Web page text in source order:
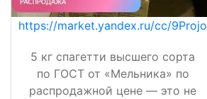
https://market.yandex.ru/cc/9Projo
5 кг спагетти высшего сорта
по ГОСТ от «Мельника» по
распродажной цене — это не